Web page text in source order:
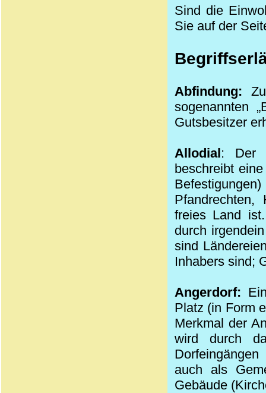
Sind die
Sie auf der
Abfindung:
sogenannten
Gutsbesitzer
Allodial: Der
beschreibt
Pfandrechten,
freies Land
durch
sind
Inhabers sind;
Angerdorf:
Platz (in Form
Merkmal der
wird durch
auch als
Gebäude